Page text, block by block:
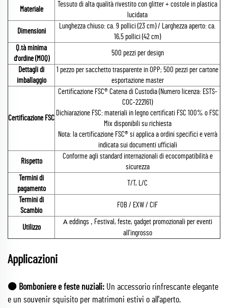
Materiale
Tessuto di alta qualità rivestito con glitter + costole in plastica
lucidata
Dimensioni
Lunghezza chiuso: ca. 9 pollici (23 cm) / Larghezza aperto: ca.
16,5 pollici (42 cm)
Q.tà minima
d'ordine (MOQ)
500 pezzi per design
Dettagli di
imballaggio
1 pezzo per sacchetto trasparente in OPP; 500 pezzi per cartone
esportazione master
Certificazione FSC
Certificazione FSC® Catena di Custodia (Numero licenza: ESTS-
COC-222161)
Dichiarazione FSC: materiali in legno certificati FSC 100% o FSC
Mix disponibili su richiesta
Nota: la certificazione FSC® si applica a ordini specifici e verrà
indicata sui documenti ufficiali
Rispetto
Conforme agli standard internazionali di ecocompatibilità e
sicurezza
Termini di
pagamento
T/T, L/C
Termini di
Scambio
FOB / EXW / CIF
Utilizzo
A eddings , Festival, feste, gadget promozionali per eventi
all’ingrosso
Applicazioni
🟠 Bomboniere e feste nuziali: Un accessorio rinfrescante elegante
e un souvenir squisito per matrimoni estivi o all'aperto.